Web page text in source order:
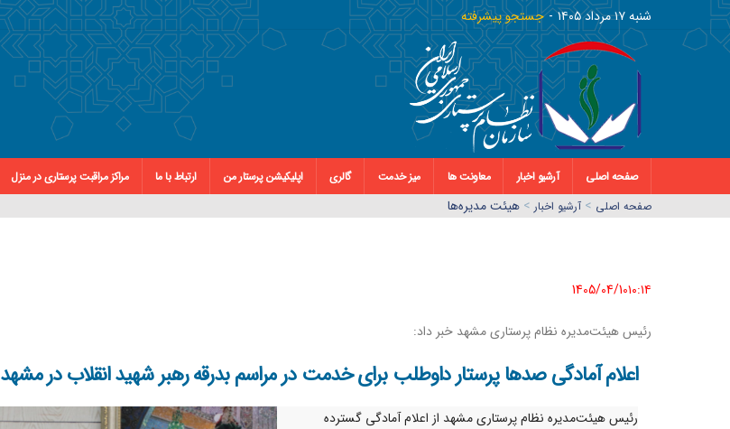
شنبه ١٧ مرداد ١٤٠٥ جستجو پیشرفته
صفحه اصلی آرشیو اخبار معاونت ها میز خدمت گالری اپلیکیشن پرستار من ارتباط با ما مراکز مراقبت پرستاری در منزل
صفحه اصلي > آرشیو اخبار > هیئت مدیره‌ها
1405/04/10١٠:١٤
رئیس هیئت‌مدیره نظام پرستاری مشهد خبر داد:
اعلام آمادگی صدها پرستار داوطلب برای خدمت در مراسم بدرقه رهبر شهید انقلاب در مشهد
رئیس هیئت‌مدیره نظام پرستاری مشهد از اعلام آمادگی گسترده